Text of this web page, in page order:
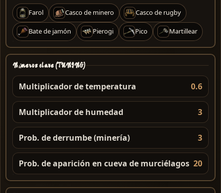
Farol Casco de minero Casco de rugby
Bate de jamón Pierogi Pico Martillear
Números clave (TUNING)
Multiplicador de temperatura 0.6
Multiplicador de humedad 3
Prob. de derrumbe (minería) 3
Prob. de aparición en cueva de murciélagos 20